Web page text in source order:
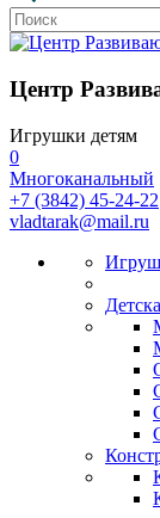
Центр
Игрушки детям
0
Многоканальный
+7 (3842) 45-24-22
vladtarak@mail.ru